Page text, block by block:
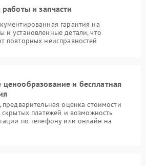
работы и запчасти
гарантия на
и установленные детали, что
повторных неисправностей
ценообразование и бесплатная
оценка стоимости
скрытых платежей и возможность
по телефону или онлайн на